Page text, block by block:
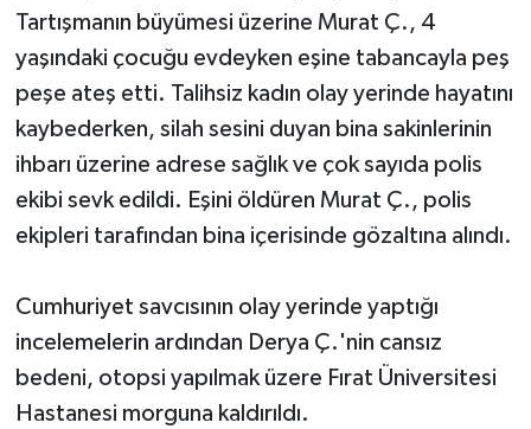
Tartışmanın büyümesi üzerine Murat Ç., 4
yaşındaki çocuğu evdeyken eşine tabancayla peş
peşe ateş etti. Talihsiz kadın olay yerinde hayatını
kaybederken, silah sesini duyan bina sakinlerinin
ihbarı üzerine adrese sağlık ve çok sayıda polis
ekibi sevk edildi. Eşini öldüren Murat Ç., polis
ekipleri tarafından bina içerisinde gözaltına alındı.
Cumhuriyet savcısının olay yerinde yaptığı
incelemelerin ardından Derya Ç.'nin cansız
bedeni, otopsi yapılmak üzere Fırat Üniversitesi
Hastanesi morguna kaldırıldı.